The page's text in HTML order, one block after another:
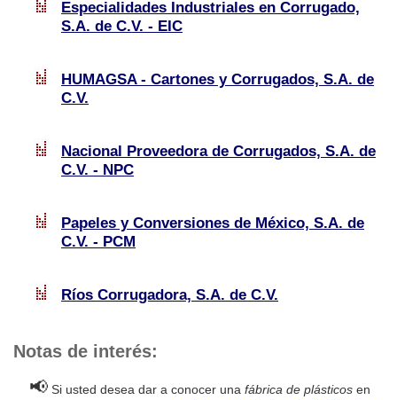
Especialidades Industriales en Corrugado,
S.A. de C.V. - EIC
HUMAGSA - Cartones y Corrugados, S.A. de
C.V.
Nacional Proveedora de Corrugados, S.A. de
C.V. - NPC
Papeles y Conversiones de México, S.A. de
C.V. - PCM
Ríos Corrugadora, S.A. de C.V.
Notas de interés:
📢 Si usted desea dar a conocer una fábrica de plásticos en